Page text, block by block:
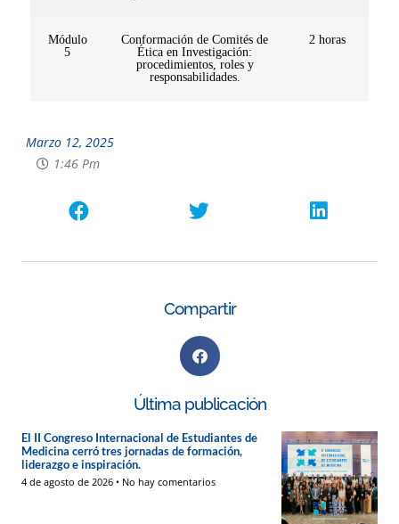
Módulo
5
Conformación de Comités de
Ética en Investigación:
procedimientos, roles y
responsabilidades.
2 horas
Marzo 12, 2025
1:46 Pm
Compartir
Última publicación
El II Congreso Internacional de Estudiantes de
Medicina cerró tres jornadas de formación,
liderazgo e inspiración.
4 de agosto de 2026 No hay comentarios